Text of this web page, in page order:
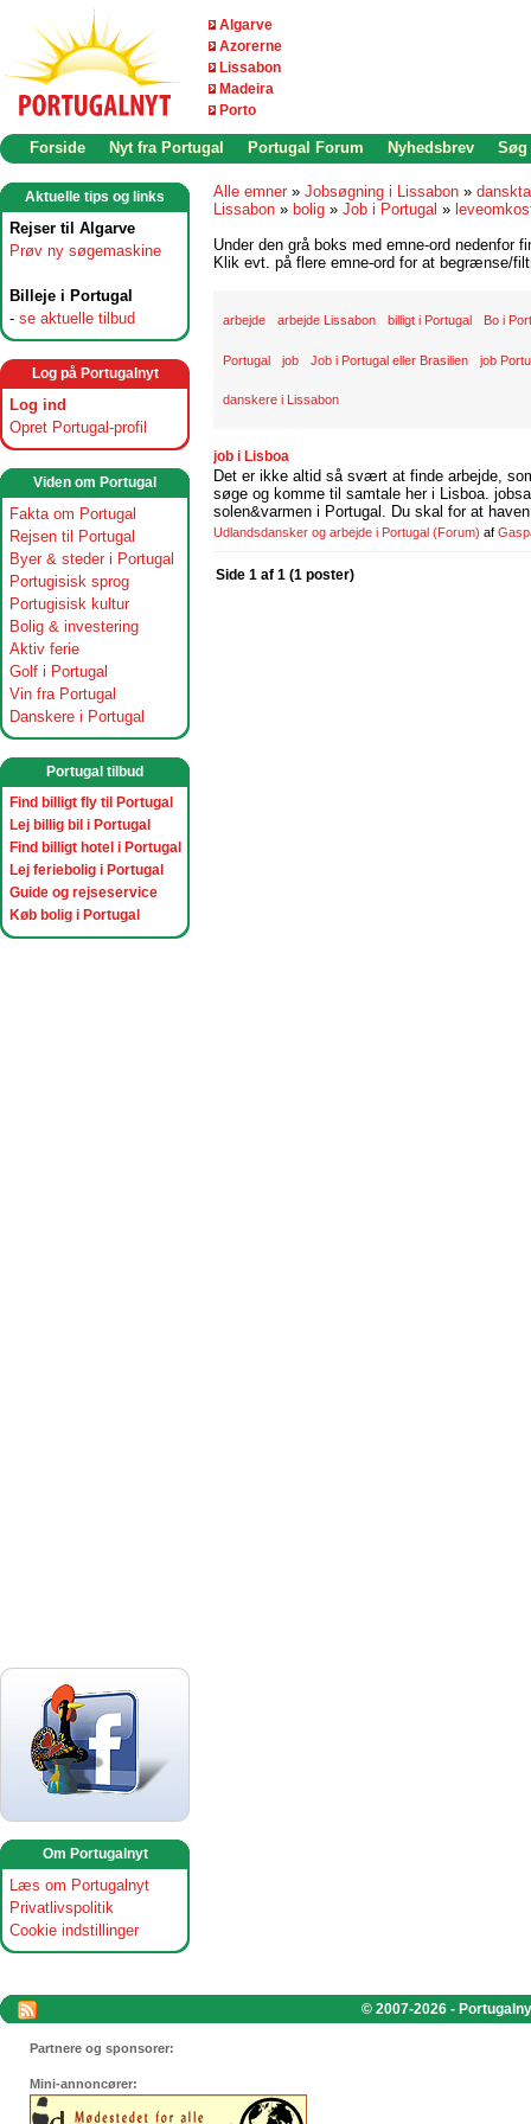
Algarve
Azorerne
Lissabon
Madeira
Porto
Forside Nyt fra Portugal Portugal Forum Nyhedsbrev Søg
Aktuelle tips og links
Rejser til Algarve
Prøv ny søgemaskine
Billeje i Portugal
- se aktuelle tilbud
Log på Portugalnyt
Log ind
Opret Portugal-profil
Viden om Portugal
Fakta om Portugal
Rejsen til Portugal
Byer & steder i Portugal
Portugisisk sprog
Portugisisk kultur
Bolig & investering
Aktiv ferie
Golf i Portugal
Vin fra Portugal
Danskere i Portugal
Portugal tilbud
Find billigt fly til Portugal
Lej billig bil i Portugal
Find billigt hotel i Portugal
Lej feriebolig i Portugal
Guide og rejseservice
Køb bolig i Portugal
Om Portugalnyt
Læs om Portugalnyt
Privatlivspolitik
Cookie indstillinger
Alle emner » Jobsøgning i Lissabon »
Lissabon » bolig » Job i Portugal »
Under den grå boks med emne-ord nedenfor
Klik evt. på flere emne-ord for at begrænse/
arbejde arbejde Lissabon billigt i Portugal Bo i
Portugal job Job i Portugal eller Brasilien job
danskere i Lissabon
job i Lisboa
Det er ikke altid så svært at finde arbejde,
søge og komme til samtale her i Lisboa.
solen&varmen i Portugal. Du skal for at
Udlandsdansker og arbejde i Portugal (Forum) af
Side 1 af 1 (1 poster)
© 2007-2026 -
Partnere og sponsorer:
Mini-annoncører: